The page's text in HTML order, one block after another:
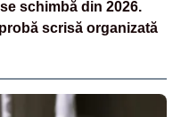
schimbă din 2026.
scrisă organizată